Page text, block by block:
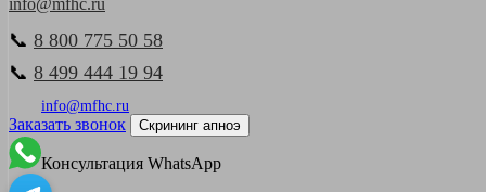
info@mfhc.ru
📞 8 800 775 50 58
📞 8 499 444 19 94
info@mfhc.ru
Заказать звонок Скрининг апноэ
Консультация WhatsApp